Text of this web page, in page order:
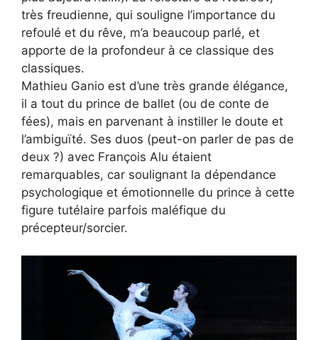
très freudienne, qui souligne l’importance du
refoulé et du rêve, m’a beaucoup parlé, et
apporte de la profondeur à ce classique des
classiques.
Mathieu Ganio est d’une très grande élégance,
il a tout du prince de ballet (ou de conte de
fées), mais en parvenant à instiller le doute et
l’ambiguïté. Ses duos (peut-on parler de pas de
deux ?) avec François Alu étaient
remarquables, car soulignant la dépendance
psychologique et émotionnelle du prince à cette
figure tutélaire parfois maléfique du
précepteur/sorcier.